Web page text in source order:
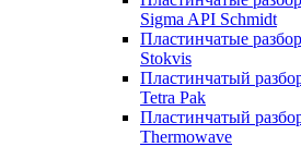
Sigma API Schmidt
Пластинчатые
Stokvis
Пластинчатый
Tetra Pak
Пластинчатый
Thermowave